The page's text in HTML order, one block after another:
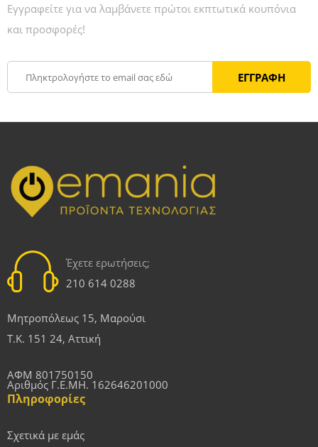
Εγγραφείτε για να λαμβάνετε πρώτοι εκπτωτικά κουπόνια
και προσφορές!
Έχετε ερωτήσεις;
210 614 0288
Μητροπόλεως 15, Μαρούσι
Τ.Κ. 151 24, Αττική
ΑΦΜ 801750150
Αριθμός Γ.Ε.ΜΗ. 162646201000
Πληροφορίες
Σχετικά με εμάς